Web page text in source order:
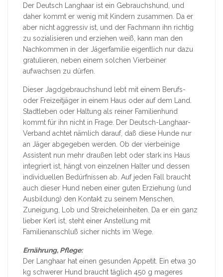
Der Deutsch Langhaar ist ein Gebrauchshund, und
daher kommt er wenig mit Kindern zusammen. Da er
aber nicht aggressiv ist, und der Fachmann ihn richtig
zu sozialisieren und erziehen weiß, kann man den
Nachkommen in der Jägerfamilie eigentlich nur dazu
gratulieren, neben einem solchen Vierbeiner
aufwachsen zu dürfen.
Dieser Jagdgebrauchshund lebt mit einem Berufs-
oder Freizeitjäger in einem Haus oder auf dem Land.
Stadtleben oder Haltung als reiner Familienhund
kommt für ihn nicht in Frage. Der Deutsch-Langhaar-
Verband achtet nämlich darauf, daß diese Hunde nur
an Jäger abgegeben werden. Ob der vierbeinige
Assistent nun mehr draußen lebt oder stark ins Haus
integriert ist, hängt von einzelnen Halter und dessen
individuellen Bedürfnissen ab. Auf jeden Fall braucht
auch dieser Hund neben einer guten Erziehung (und
Ausbildung) den Kontakt zu seinem Menschen,
Zuneigung, Lob und Streicheleinheiten. Da er ein ganz
lieber Kerl ist, steht einer Anstellung mit
Familienanschluß sicher nichts im Wege.
Ernährung, Pflege:
Der Langhaar hat einen gesunden Appetit. Ein etwa 30
kg schwerer Hund braucht täglich 450 g mageres